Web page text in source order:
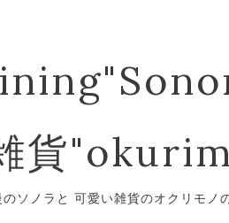
貨
ソノラと 可愛い雑貨のオクリモノ